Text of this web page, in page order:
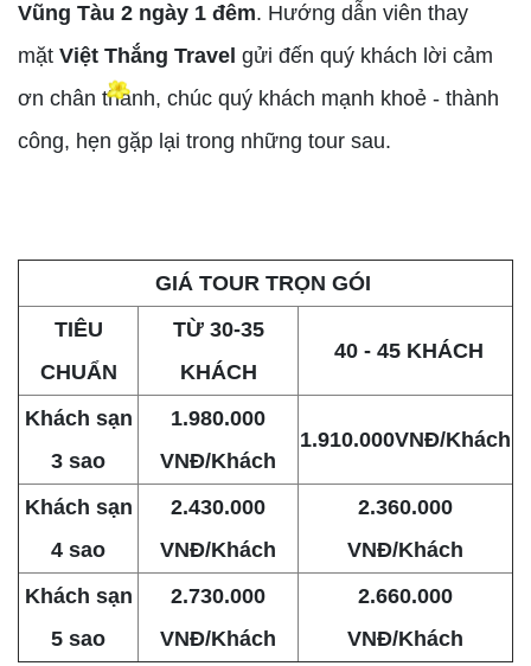
Vũng Tàu 2 ngày 1 đêm. Hướng dẫn viên thay
mặt Việt Thắng Travel gửi đến quý khách lời cảm
ơn chân thành, chúc quý khách mạnh khoẻ - thành
công, hẹn gặp lại trong những tour sau.
GIÁ TOUR TRỌN GÓI
TIÊU
CHUẨN
TỪ 30-35
KHÁCH
40 - 45 KHÁCH
Khách sạn
3 sao
1.980.000
VNĐ/Khách
1.910.000VNĐ/Khách
Khách sạn
4 sao
2.430.000
VNĐ/Khách
2.360.000
VNĐ/Khách
Khách sạn
5 sao
2.730.000
VNĐ/Khách
2.660.000
VNĐ/Khách